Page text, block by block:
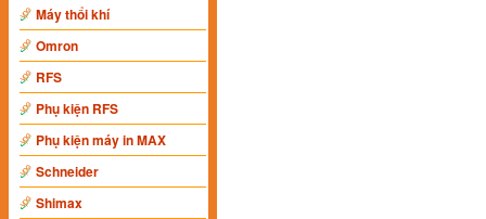
Máy thổi khí
Omron
RFS
Phụ kiện RFS
Phụ kiện máy in MAX
Schneider
Shimax